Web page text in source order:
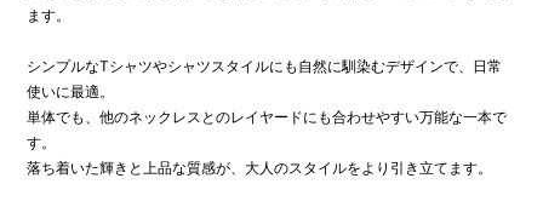
ます。
シンプルなTシャツやシャツスタイルにも自然に馴染むデザインで、日常
使いに最適。
単体でも、他のネックレスとのレイヤードにも合わせやすい万能な一本で
す。
落ち着いた輝きと上品な質感が、大人のスタイルをより引き立てます。